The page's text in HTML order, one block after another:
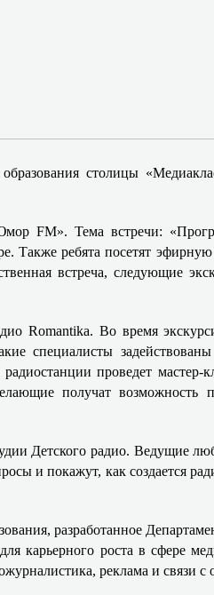
столицы
FM». Тема встречи:
Также ребята посетят
встреча, следующие
Romantika. Во время
специалисты
проведет мастер-
получат возможность
Детского радио. Ведущие
и покажут, как создается
разработанное
карьерного роста в сфере
реклама и связи